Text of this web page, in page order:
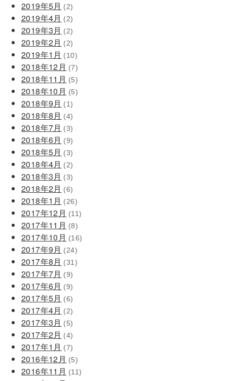
2019年5月 (2)
2019年4月 (2)
2019年3月 (2)
2019年2月 (2)
2019年1月 (10)
2018年12月 (7)
2018年11月 (5)
2018年10月 (5)
2018年9月 (1)
2018年8月 (4)
2018年7月 (3)
2018年6月 (9)
2018年5月 (3)
2018年4月 (2)
2018年3月 (3)
2018年2月 (6)
2018年1月 (26)
2017年12月 (11)
2017年11月 (8)
2017年10月 (16)
2017年9月 (24)
2017年8月 (31)
2017年7月 (9)
2017年6月 (9)
2017年5月 (6)
2017年4月 (2)
2017年3月 (5)
2017年2月 (4)
2017年1月 (7)
2016年12月 (5)
2016年11月 (11)